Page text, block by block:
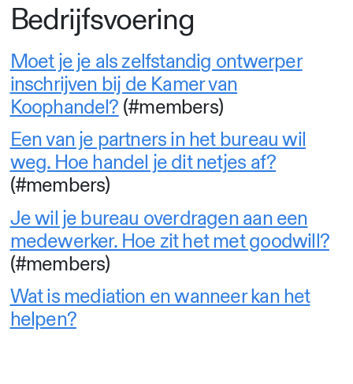
Bedrijfsvoering
Moet je je als zelfstandig ontwerper
inschrijven bij de Kamer van
Koophandel? (#members)
Een van je partners in het bureau wil
weg. Hoe handel je dit netjes af?
(#members)
Je wil je bureau overdragen aan een
medewerker. Hoe zit het met goodwill?
(#members)
Wat is mediation en wanneer kan het
helpen?